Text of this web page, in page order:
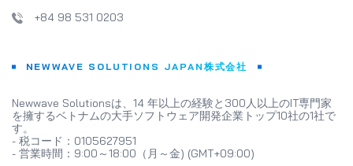
+84 98 531 0203
NEWWAVE SOLUTIONS JAPAN株式会社
Newwave Solutionsは、14 年以上の経験と300人以上のIT専門家
を擁するベトナムの大手ソフトウェア開発企業トップ10社の1社で
す。
- 税コード：0105627951
- 営業時間：9:00～18:00（月～金) (GMT+09:00)